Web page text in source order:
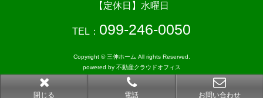
閉じる 電話 お問い合わせ
【定休日】水曜日
TEL： 099-246-0050
Copyright © 三伸ホーム All rights Reserved.
powered by 不動産クラウドオフィス